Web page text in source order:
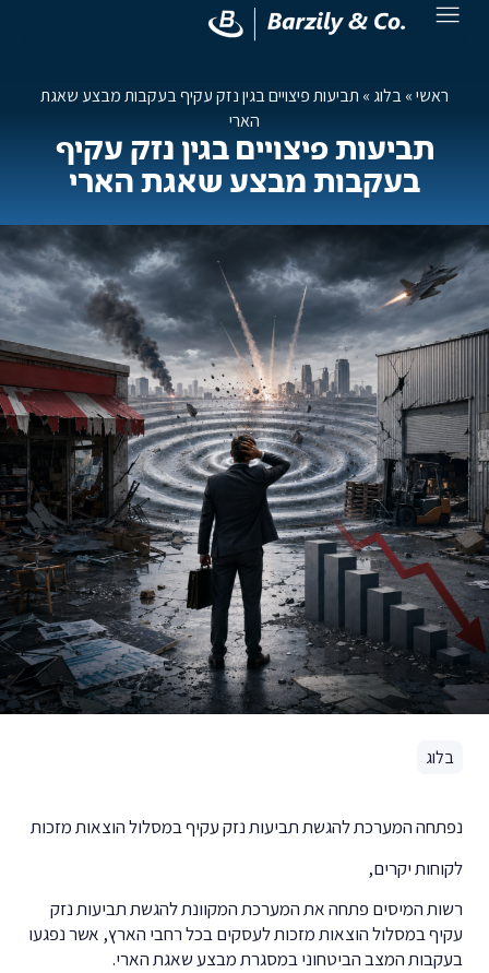
ראשי»בלוג » תביעות פיצויים בגין נזק עקיף בעקבות מבצע שאגת
הארי
תביעות פיצויים בגין נזק עקיף
בעקבות מבצע שאגת הארי
בלוג
נפתחה המערכת להגשת תביעות נזק עקיף במסלול הוצאות מזכות
לקוחות יקרים,
רשות המיסים פתחה את המערכת המקוונת להגשת תביעות נזק
עקיף במסלול הוצאות מזכות לעסקים בכל רחבי הארץ, אשר נפגעו
בעקבות המצב הביטחוני במסגרת מבצע שאגת הארי.